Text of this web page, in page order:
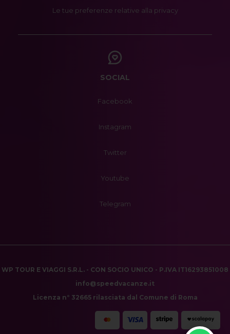
Le tue preferenze relative alla privacy
SOCIAL
Facebook
Instagram
Twitter
Youtube
Telegram
WP TOUR E VIAGGI S.R.L. - CON SOCIO UNICO - P.IVA IT16293851008
info@speedvacanze.it
Licenza n° 32665 rilasciata dal Comune di Roma